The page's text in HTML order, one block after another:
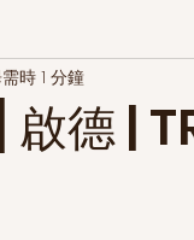
素食聚會
德 |
時 1 分鐘